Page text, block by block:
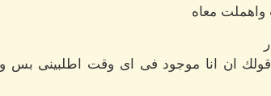
معاه
ان انا موجود فى اى وقت اطلبينى بس